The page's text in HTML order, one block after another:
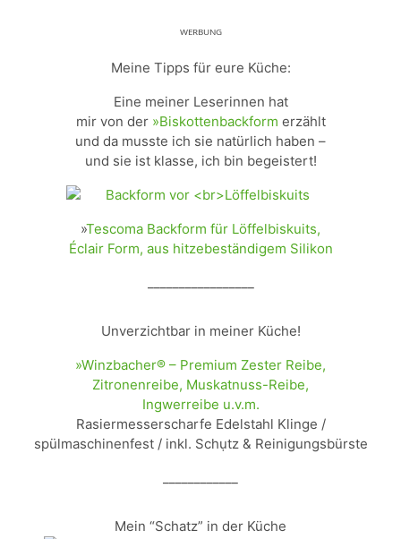
ᵂᴱᴿᴮᵁᴺᴳ
Meine Tipps für eure Küche:
Eine meiner Leserinnen hat
mir von der »Biskottenbackform erzählt
und da musste ich sie natürlich haben –
und sie ist klasse, ich bin begeistert!
»Tescoma Backform für Löffelbiskuits,
Éclair Form, aus hitzebeständigem Silikon
Unverzichtbar in meiner Küche!
»Winzbacher® – Premium Zester Reibe,
Zitronenreibe, Muskatnuss-Reibe,
Ingwerreibe u.v.m.
Rasiermesserscharfe Edelstahl Klinge /
spülmaschinenfest / inkl. Schụtz & Reinigungsbürste
Mein “Schatz” in der Küche